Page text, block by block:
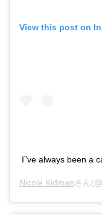
View this post on
I”ve always been a
Nicole Kidmanさん